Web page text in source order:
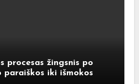
procesas žingsnis po
paraiškos iki išmokos